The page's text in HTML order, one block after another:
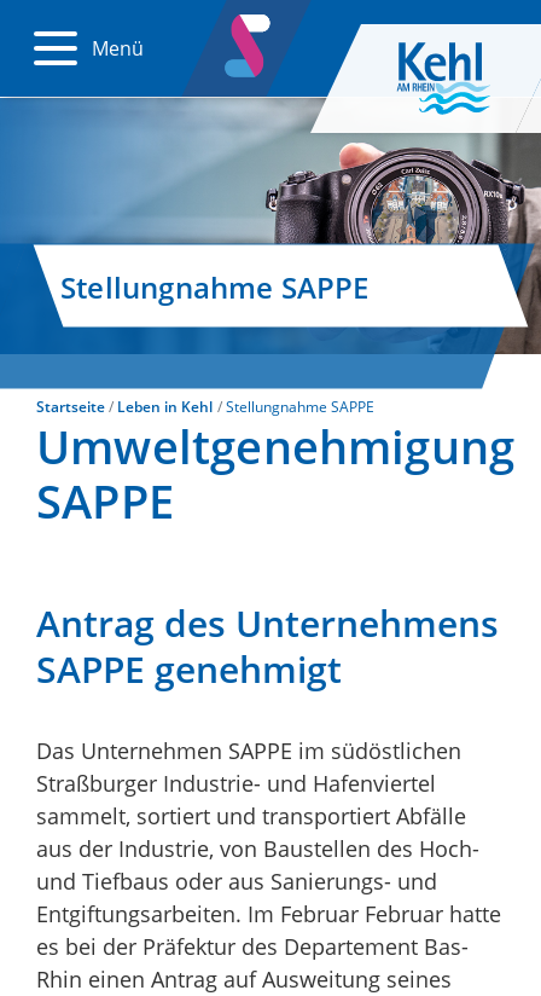
Menü
Stellungnahme SAPPE
Startseite Leben in Kehl Stellungnahme SAPPE
Umweltgenehmigung
SAPPE
Antrag des Unternehmens
SAPPE genehmigt
Das Unternehmen SAPPE im südöstlichen
Straßburger Industrie- und Hafenviertel
sammelt, sortiert und transportiert Abfälle
aus der Industrie, von Baustellen des Hoch-
und Tiefbaus oder aus Sanierungs- und
Entgiftungsarbeiten. Im Februar Februar hatte
es bei der Präfektur des Departement Bas-
Rhin einen Antrag auf Ausweitung seines